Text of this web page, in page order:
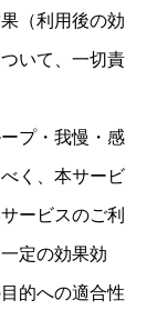
（利用後の効
いて、一切責
プ・我慢・感
く、本サービ
ービスのご利
定の効果効
的への適合性